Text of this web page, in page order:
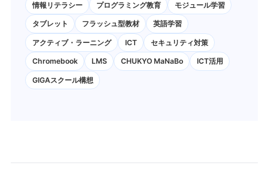
情報リテラシー プログラミング教育 モジュール学習
タブレット フラッシュ型教材 英語学習
アクティブ・ラーニング ICT セキュリティ対策
Chromebook LMS CHUKYO MaNaBo ICT活用
GIGAスクール構想